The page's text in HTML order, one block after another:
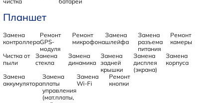
Планшет
Замена
контроллера
Ремонт
GPS-
модуля
Ремонт
микрофона
Замена
шлейфа
Замена
разъема
питания
Ремонт
камеры
Чистка от
пыли
Замена
стекла
Замена
динамика
Замена
задней
крышки
Замена
дисплея
(экрана)
Замена
корпуса
Замена
аккумулятора
Замена
платы
управления
(мат.платы,
Замена
Wi-Fi
Ремонт
кнопки